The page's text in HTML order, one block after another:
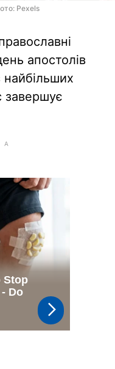
Pexels
апостолів
завершує